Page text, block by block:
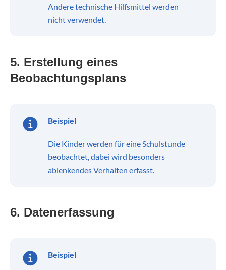
Andere technische Hilfsmittel werden
nicht verwendet.
5. Erstellung eines
Beobachtungsplans
Beispiel
Die Kinder werden für eine Schulstunde
beobachtet, dabei wird besonders
ablenkendes Verhalten erfasst.
6. Datenerfassung
Beispiel